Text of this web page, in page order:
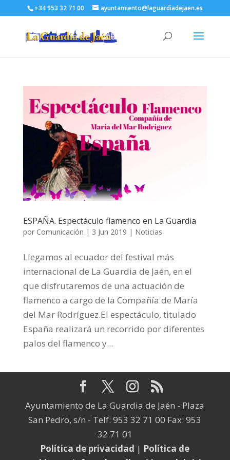
+34 953 32 71 00 ayuntamiento@laguardiadejaen.es
ESPAÑA. Espectáculo flamenco en La Guardia
por Comunicación | 3 Jun 2019 | Noticias
Llegamos al ecuador del festival más
internacional de La Guardia de Jaén, en el
que disfrutaremos de una actuación de
flamenco a cargo de la Compañía de María
del Mar Rodríguez.El espectáculo, titulado
España realizará un recorrido por diferentes
palos del flamenco y...
Ayuntamiento de La Guardia de Jaén - Plaza
San Pedro, s/n - Telf: 953 32 71 00 Fax: 953
32 71 01
Política de privacidad | Política de